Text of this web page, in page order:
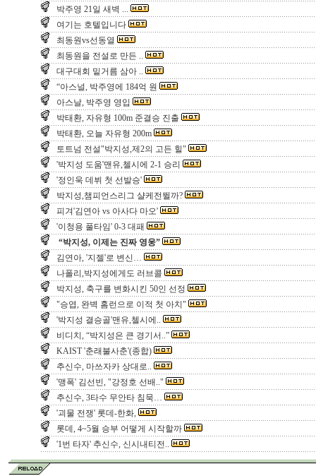
박주영 21일 새벽 ...
여기는 호텔입니다
최동원vs선동열
최동원을 전설로 만든 ..
대구대회 밑거름 삼아 ..
“아스널, 박주영에 184억 원
아스날, 박주영 영입
박태환, 자유형 100m 준결승 진출
박태환, 오늘 자유형 200m
토트넘 전설"박지성,제2의 고든 힐"
'박지성 도움'맨유,첼시에 2-1 승리
'정인욱 데뷔 첫 선발승'
박지성,챔피언스리그 샬케전뛸까?
피겨'김연아 vs 아사다 마오'
'이청용 풀타임' 0-3 대패
“박지성, 이제는 진짜 영웅”
김연아, '지젤'로 변신…
나폴리,박지성에게도 러브콜
박지성, 축구를 변화시킨 50인 선정
"승엽, 완벽 홈런으로 이적 첫 아치"
'박지성 결승골'맨유,첼시에..
비디치, “박지성은 큰 경기서..”
KAIST '춘래불사춘'(종합)
추신수, 마쓰자카 상대로..
'맹폭' 김선빈, "강정호 선배.."
추신수, 3타수 무안타 침묵…
'괴물 전쟁' 롯데-한화,
롯데, 4~5월 승부 어떻게 시작할까
'1번 타자' 추신수, 신시내티전..